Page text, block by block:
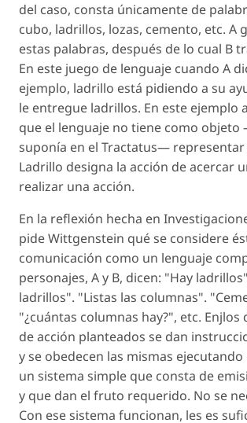
del caso, consta únicamente de
cubo, ladrillos, lozas, cemento, etc. A
estas palabras, después de lo cual B
En este juego de lenguaje cuando A
ejemplo, ladrillo está pidiendo a su
le entregue ladrillos. En este ejemplo
que el lenguaje no tiene como
suponía en el Tractatus—
Ladrillo designa la acción de acercar
realizar una acción.
En la reflexión hecha en
pide Wittgenstein qué se considere
comunicación como un lenguaje
personajes, A y B, dicen: "Hay
ladrillos". "Listas las columnas".
"¿cuántas columnas hay?", etc. Enjlos
de acción planteados se dan
y se obedecen las mismas ejecutando
un sistema simple que consta de
y que dan el fruto requerido. No se
Con ese sistema funcionan, les es